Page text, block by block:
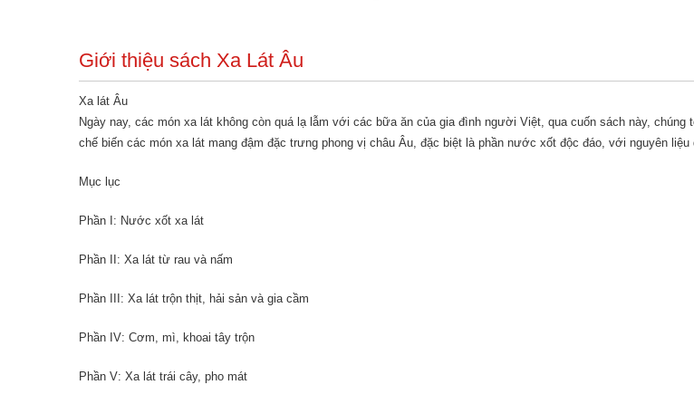
Giới thiệu sách Xa Lát Âu
Xa lát Âu
Ngày nay, các món xa lát không còn quá lạ lẫm với các bữa ăn của gia đình người Việt, qua cuốn sách này,
chế biến các món xa lát mang đậm đặc trưng phong vị châu Âu, đặc biệt là phần nước xốt độc đáo, với nguyên liệu
Mục lục
Phần I: Nước xốt xa lát
Phần II: Xa lát từ rau và nấm
Phần III: Xa lát trộn thịt, hải sản và gia cầm
Phần IV: Cơm, mì, khoai tây trộn
Phần V: Xa lát trái cây, pho mát